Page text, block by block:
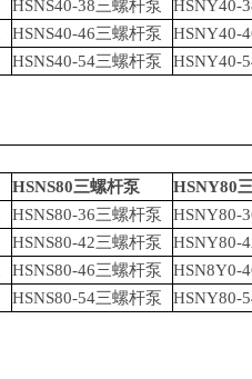
HSNS40-38三螺杆泵 HSNY40-
HSNS40-46三螺杆泵 HSNY40-
HSNS40-54三螺杆泵 HSNY40-
HSNS80三螺杆泵 HSNY80
HSNS80-36三螺杆泵 HSNY80-
HSNS80-42三螺杆泵 HSNY80-
HSNS80-46三螺杆泵 HSN8Y0-
HSNS80-54三螺杆泵 HSNY80-